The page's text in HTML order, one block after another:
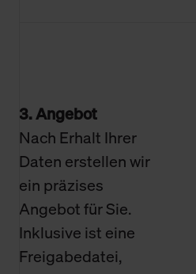
3. Angebot
Nach Erhalt Ihrer
Daten erstellen wir
ein präzises
Angebot für Sie.
Inklusive ist eine
Freigabedatei,